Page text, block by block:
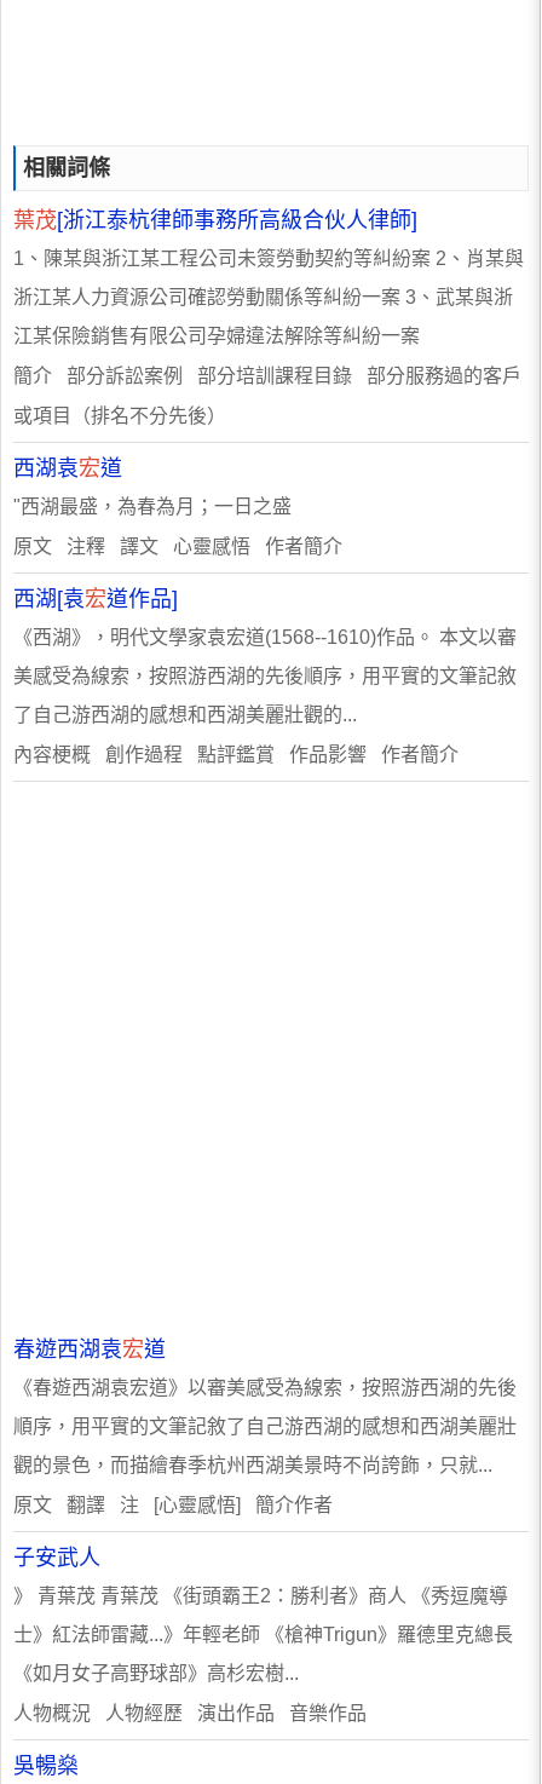
相關詞條
葉茂[浙江泰杭律師事務所高級合伙人律師]
1、陳某與浙江某工程公司未簽勞動契約等糾紛案 2、肖某與
浙江某人力資源公司確認勞動關係等糾紛一案 3、武某與浙
江某保險銷售有限公司孕婦違法解除等糾紛一案
簡介 部分訴訟案例 部分培訓課程目錄 部分服務過的客戶
或項目（排名不分先後）
西湖袁宏道
"西湖最盛，為春為月；一日之盛
原文 注釋 譯文 心靈感悟 作者簡介
西湖[袁宏道作品]
《西湖》，明代文學家袁宏道(1568--1610)作品。 本文以審
美感受為線索，按照游西湖的先後順序，用平實的文筆記敘
了自己游西湖的感想和西湖美麗壯觀的...
內容梗概 創作過程 點評鑑賞 作品影響 作者簡介
春遊西湖袁宏道
《春遊西湖袁宏道》以審美感受為線索，按照游西湖的先後
順序，用平實的文筆記敘了自己游西湖的感想和西湖美麗壯
觀的景色，而描繪春季杭州西湖美景時不尚誇飾，只就...
原文 翻譯 注 [心靈感悟] 簡介作者
子安武人
》 青葉茂 青葉茂 《街頭霸王2：勝利者》商人 《秀逗魔導
士》紅法師雷藏...》年輕老師 《槍神Trigun》羅德里克總長
《如月女子高野球部》高杉宏樹...
人物概況 人物經歷 演出作品 音樂作品
吳暢燊